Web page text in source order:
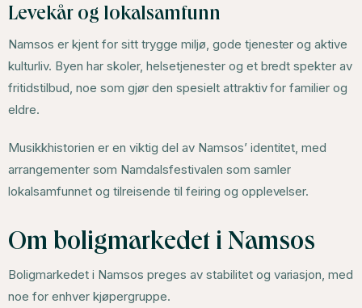
Levekår og lokalsamfunn
Namsos er kjent for sitt trygge miljø, gode tjenester og aktive
kulturliv. Byen har skoler, helsetjenester og et bredt spekter av
fritidstilbud, noe som gjør den spesielt attraktiv for familier og
eldre.
Musikkhistorien er en viktig del av Namsos’ identitet, med
arrangementer som Namdalsfestivalen som samler
lokalsamfunnet og tilreisende til feiring og opplevelser.
Om boligmarkedet i Namsos
Boligmarkedet i Namsos preges av stabilitet og variasjon, med
noe for enhver kjøpergruppe.